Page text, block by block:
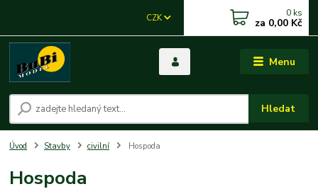
Menu
CZK
Hledat
0 ks
za 0,00 Kč
Úvod Stavby civilní Hospoda
Hospoda